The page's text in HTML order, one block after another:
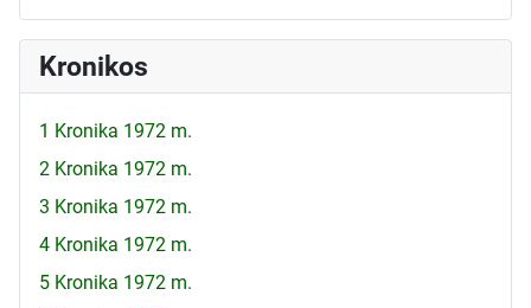
Kronikos
1 Kronika 1972 m.
2 Kronika 1972 m.
3 Kronika 1972 m.
4 Kronika 1972 m.
5 Kronika 1972 m.